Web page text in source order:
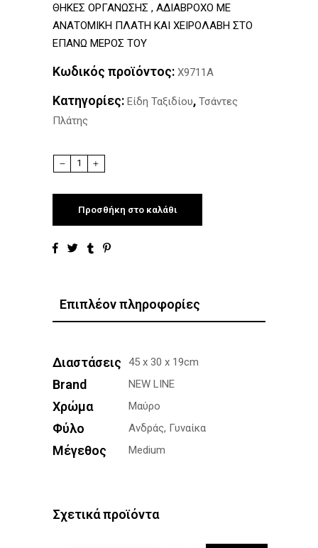
ΘΗΚΕΣ ΟΡΓΑΝΩΣΗΣ , ΑΔΙΑΒΡΟΧΟ ΜΕ
ΑΝΑΤΟΜΙΚΗ ΠΛΑΤΗ ΚΑΙ ΧΕΙΡΟΛΑΒΗ ΣΤΟ
ΕΠΑΝΩ ΜΕΡΟΣ ΤΟΥ
Κωδικός προϊόντος: Χ9711Α
Κατηγορίες: Είδη Ταξιδίου, Τσάντες
Πλάτης
Quantity
Προσθήκη στο καλάθι
Επιπλέον πληροφορίες
Διαστάσεις 45 x 30 x 19cm
Brand NEW LINE
Χρώμα Μαύρο
Φύλο Ανδράς, Γυναίκα
Μέγεθος Medium
Σχετικά προϊόντα